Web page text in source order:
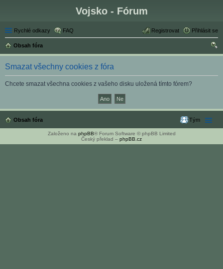
Vojsko - Fórum
Rychlé odkazy FAQ Přihlásit se
Registrovat
Obsah fóra
led
Smazat všechny cookies z fóra
Chcete smazat všechna cookies z vašeho disku uložená tímto fórem?
Obsah fóra Tým
Založeno na phpBB® Forum Software © phpBB Limited
Český překlad – phpBB.cz